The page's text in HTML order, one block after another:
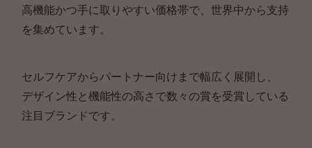
高機能かつ手に取りやすい価格帯で、世界中から支持
を集めています。
セルフケアからパートナー向けまで幅広く展開し、
デザイン性と機能性の高さで数々の賞を受賞している
注目ブランドです。